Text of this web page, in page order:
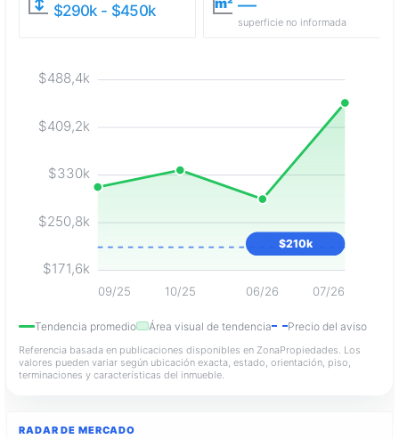
↕ $290k - $450k m² —
superficie no informada
$171,6k
$250,8k
$330k
$409,2k
$488,4k
09/25 10/25 06/26 07/26
$210k
Tendencia promedio Área visual de tendencia Precio del aviso
Referencia basada en publicaciones disponibles en ZonaPropiedades. Los
valores pueden variar según ubicación exacta, estado, orientación, piso,
terminaciones y características del inmueble.
RADAR DE MERCADO